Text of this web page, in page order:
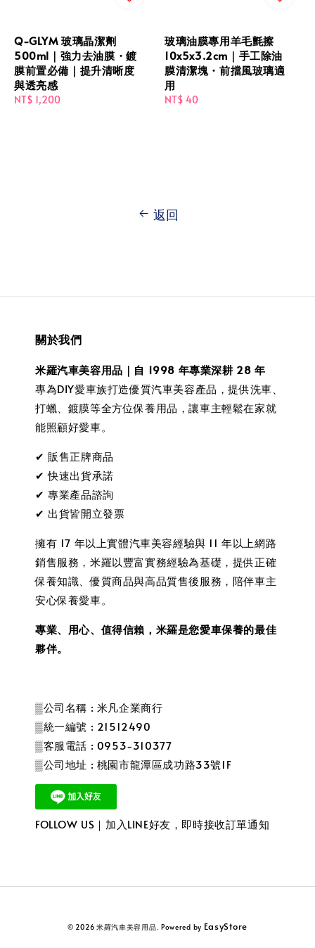
Q-GLYM 玻璃晶潔劑
500ml｜強力去油膜・鍍
膜前置必備｜提升清晰度
與透亮感
Regular
NT$ 1,200
玻璃油膜專用羊毛氈擦
10x5x3.2cm｜手工除油
膜清潔塊・前擋風玻璃適
用
Regular
NT$ 40
返回
關於我們
米羅汽車美容用品｜自 1998 年專業深耕 28 年
專為DIY愛車族打造優質汽車美容產品，提供洗車、
打蠟、鍍膜等全方位保養用品，讓車主輕鬆在家就
能照顧好愛車。
✔ 販售正牌商品
✔ 快速出貨承諾
✔ 專業產品諮詢
✔ 出貨皆開立發票
擁有 17 年以上實體汽車美容經驗與 11 年以上網路
銷售服務，米羅以豐富實務經驗為基礎，提供正確
保養知識、優質商品與高品質售後服務，陪伴車主
安心保養愛車。
專業、用心、值得信賴，米羅是您愛車保養的最佳
夥伴。
▒公司名稱 : 米凡企業商行
▒統一編號 : 21512490
▒客服電話 : 0953-310377
▒公司地址 : 桃園市龍潭區成功路33號1F
FOLLOW US｜加入LINE好友，即時接收訂單通知
© 2026 米羅汽車美容用品. Powered by EasyStore